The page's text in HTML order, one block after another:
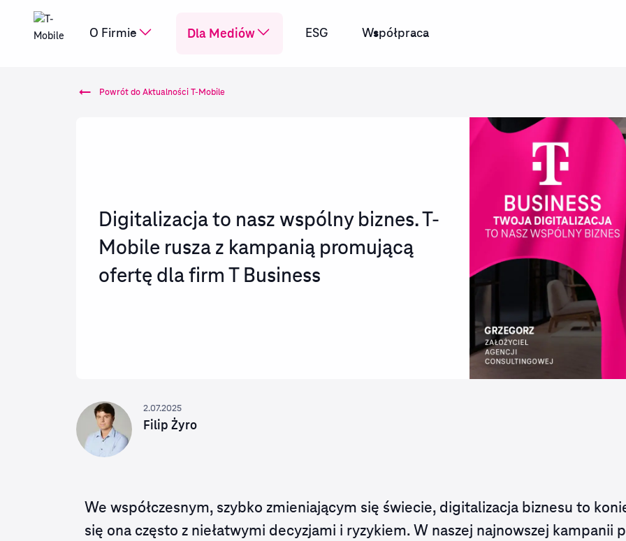
O Firmie Dla Mediów ESG Współpraca
Powrót do Aktualności T-Mobile
Digitalizacja to nasz wspólny biznes. T-
Mobile rusza z kampanią promującą
ofertę dla firm T Business
2.07.2025
Filip Żyro
We współczesnym, szybko zmieniającym się świecie, digitalizacja biznesu to
się ona często z niełatwymi decyzjami i ryzykiem. W naszej najnowszej kampanii